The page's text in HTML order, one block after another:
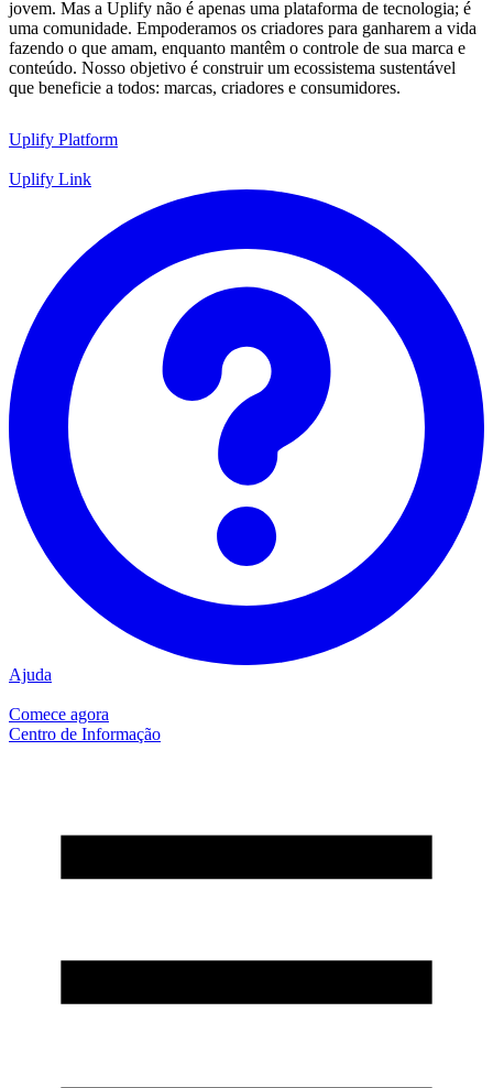
jovem. Mas a Uplify não é apenas uma plataforma de tecnologia; é
uma comunidade. Empoderamos os criadores para ganharem a vida
fazendo o que amam, enquanto mantêm o controle de sua marca e
conteúdo. Nosso objetivo é construir um ecossistema sustentável
que beneficie a todos: marcas, criadores e consumidores.
Uplify Platform
Uplify Link
Ajuda
Comece agora
Centro de Informação